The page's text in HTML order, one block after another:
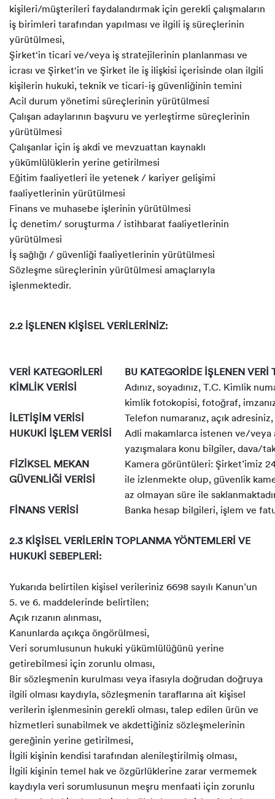
kişileri/müşterileri faydalandırmak için gerekli çalışmaların
iş birimleri tarafından yapılması ve ilgili iş süreçlerinin
yürütülmesi,
Şirket‘in ticari ve/veya iş stratejilerinin planlanması ve
icrası ve Şirket‘in ve Şirket ile iş ilişkisi içerisinde olan ilgili
kişilerin hukuki, teknik ve ticari-iş güvenliğinin temini
Acil durum yönetimi süreçlerinin yürütülmesi
Çalışan adaylarının başvuru ve yerleştirme süreçlerinin
yürütülmesi
Çalışanlar için iş akdi ve mevzuattan kaynaklı
yükümlülüklerin yerine getirilmesi
Eğitim faaliyetleri ile yetenek / kariyer gelişimi
faaliyetlerinin yürütülmesi
Finans ve muhasebe işlerinin yürütülmesi
İç denetim/ soruşturma / istihbarat faaliyetlerinin
yürütülmesi
İş sağlığı / güvenliği faaliyetlerinin yürütülmesi
Sözleşme süreçlerinin yürütülmesi amaçlarıyla
işlenmektedir.
2.2 İŞLENEN KİŞİSEL VERİLERİNİZ:
VERİ KATEGORİLERİ
BU KATEGORİDE İŞLENEN VERİ
KİMLİK VERİSİ
Adınız, soyadınız, T.C. Kimlik
kimlik fotokopisi, fotoğraf,
İLETİŞİM VERİSİ
Telefon numaranız, açık
HUKUKİ İŞLEM VERİSİ
Adli makamlarca istenen ve/veya
yazışmalara konu bilgiler, dava/
FİZİKSEL MEKAN
GÜVENLİĞİ VERİSİ
Kamera görüntüleri: Şirket’imiz
ile izlenmekte olup, güvenlik
az olmayan süre ile
FİNANS VERİSİ
Banka hesap bilgileri, işlem ve
2.3 KİŞİSEL VERİLERİN TOPLANMA YÖNTEMLERİ VE
HUKUKİ SEBEPLERİ:
Yukarıda belirtilen kişisel verileriniz 6698 sayılı Kanun’un
5. ve 6. maddelerinde belirtilen;
Açık rızanın alınması,
Kanunlarda açıkça öngörülmesi,
Veri sorumlusunun hukuki yükümlülüğünü yerine
getirebilmesi için zorunlu olması,
Bir sözleşmenin kurulması veya ifasıyla doğrudan doğruya
ilgili olması kaydıyla, sözleşmenin taraflarına ait kişisel
verilerin işlenmesinin gerekli olması, talep edilen ürün ve
hizmetleri sunabilmek ve akdettiğiniz sözleşmelerinin
gereğinin yerine getirilmesi,
İlgili kişinin kendisi tarafından alenileştirilmiş olması,
İlgili kişinin temel hak ve özgürlüklerine zarar vermemek
kaydıyla veri sorumlusunun meşru menfaati için zorunlu